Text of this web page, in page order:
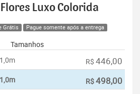
Luxo Colorida
Grátis Pague somente após a entrega
Tamanhos
R$ 446,00
R$498,00